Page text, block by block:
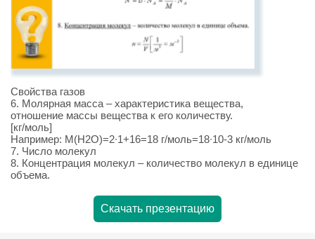
Свойства газов
6. Молярная масса – характеристика вещества,
отношение массы вещества к его количеству.
[кг/моль]
Например: М(Н2О)=2∙1+16=18 г/моль=18∙10-3 кг/моль
7. Число молекул
8. Концентрация молекул – количество молекул в единице
объема.
Скачать презентацию